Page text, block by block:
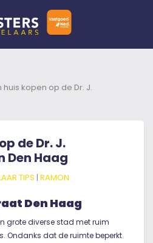
huis kopen op de Dr. J.
de Dr. J.
Den Haag
TIPS | RAMON
Den Haag
grote diverse stad met ruim
Ondanks dat de ruimte beperkt